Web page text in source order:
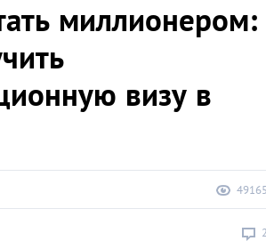
миллионером:
визу в